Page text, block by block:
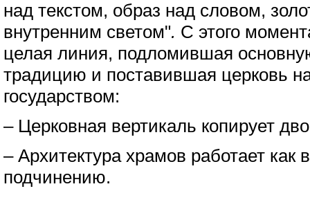
над текстом, образ над словом,
внутренним светом". С этого
целая линия, подломившая
традицию и поставившая церковь
государством:
– Церковная вертикаль копирует
– Архитектура храмов работает как
подчинению.